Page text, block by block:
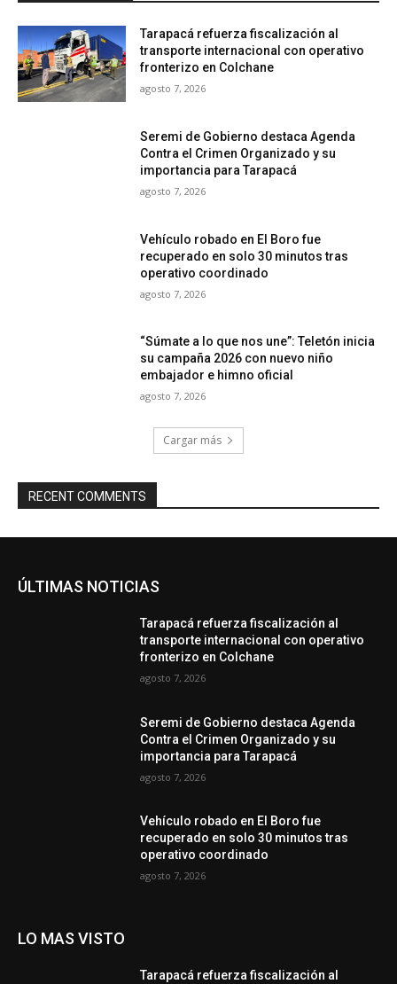
Tarapacá refuerza fiscalización al
transporte internacional con operativo
fronterizo en Colchane
agosto 7, 2026
Seremi de Gobierno destaca Agenda
Contra el Crimen Organizado y su
importancia para Tarapacá
agosto 7, 2026
Vehículo robado en El Boro fue
recuperado en solo 30 minutos tras
operativo coordinado
agosto 7, 2026
“Súmate a lo que nos une”: Teletón inicia
su campaña 2026 con nuevo niño
embajador e himno oficial
agosto 7, 2026
Cargar más
RECENT COMMENTS
ÚLTIMAS NOTICIAS
Tarapacá refuerza fiscalización al
transporte internacional con operativo
fronterizo en Colchane
agosto 7, 2026
Seremi de Gobierno destaca Agenda
Contra el Crimen Organizado y su
importancia para Tarapacá
agosto 7, 2026
Vehículo robado en El Boro fue
recuperado en solo 30 minutos tras
operativo coordinado
agosto 7, 2026
LO MAS VISTO
Tarapacá refuerza fiscalización al